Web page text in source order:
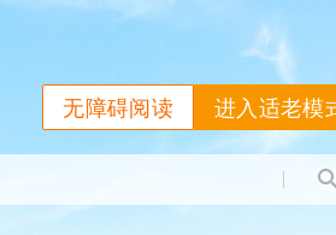
进入适老模
无障碍阅读